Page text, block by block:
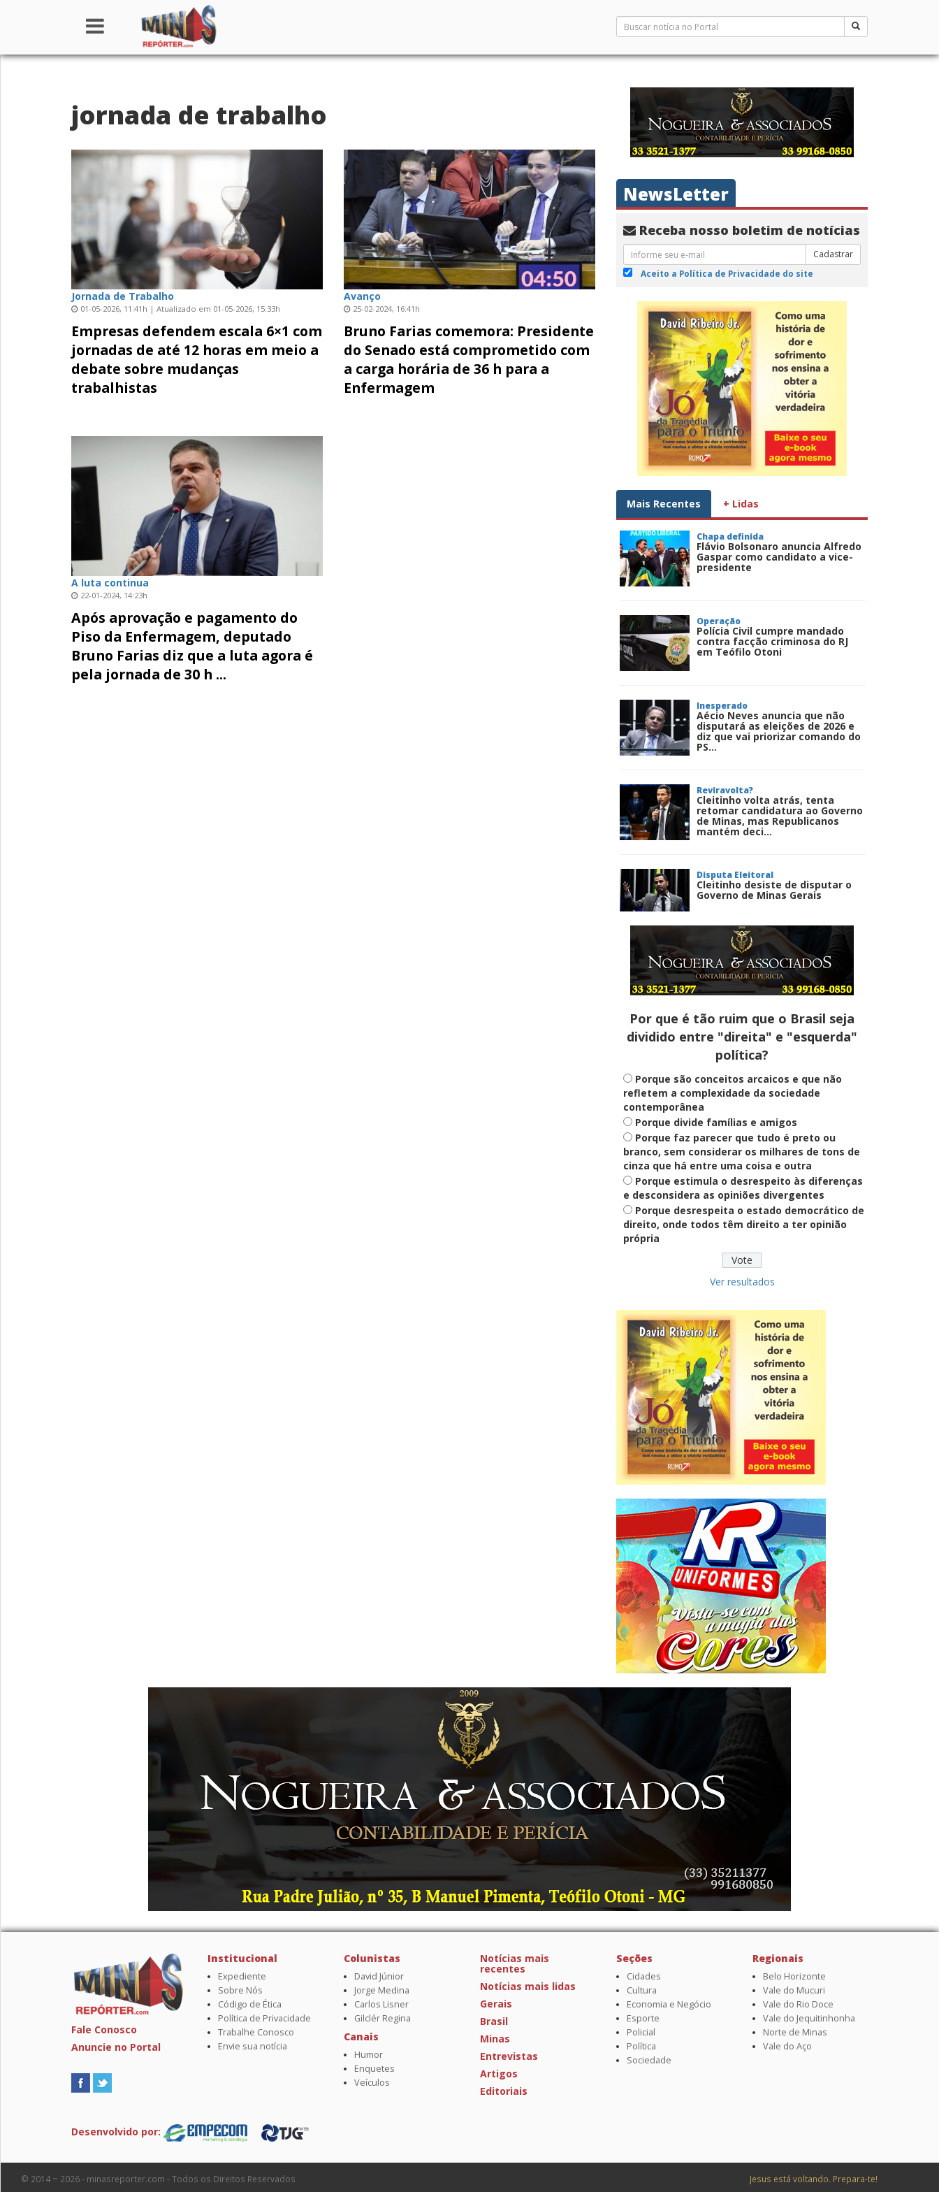
Institucional
Colunistas
jornada de trabalho
Jornada de Trabalho
01-05-2026, 11:41h | Atualizado em 01-05-2026, 15:33h
Empresas defendem escala 6×1 com
jornadas de até 12 horas em meio a
debate sobre mudanças
trabalhistas
Avanço
25-02-2024, 16:41h
Bruno Farias comemora: Presidente
do Senado está comprometido com
a carga horária de 36 h para a
Enfermagem
A luta continua
22-01-2024, 14:23h
Após aprovação e pagamento do
Piso da Enfermagem, deputado
Bruno Farias diz que a luta agora é
pela jornada de 30 h ...
NewsLetter
Receba nosso boletim de notícias
Cadastrar
Aceito a Política de Privacidade do site
Mais Recentes + Lidas
Chapa definida
Flávio Bolsonaro anuncia Alfredo
Gaspar como candidato a vice-
presidente
Operação
Polícia Civil cumpre mandado
contra facção criminosa do RJ
em Teófilo Otoni
Inesperado
Aécio Neves anuncia que não
disputará as eleições de 2026 e
diz que vai priorizar comando do
PS...
Reviravolta?
Cleitinho volta atrás, tenta
retomar candidatura ao Governo
de Minas, mas Republicanos
mantém deci...
Disputa Eleitoral
Cleitinho desiste de disputar o
Governo de Minas Gerais
Entenda
Pix Pensão Alimentícia: entenda
o que é e como solicitar
Saúde Mental
Plataforma oferece escuta em
saúde mental para jovens no SUS
Digital
Definido
PT lança Patrus Ananias como
candidato ao governo de Minas
Gerais
Educação
Fies: pré-selecionados têm até
terça para complementar
CNPJ alfanumérico começa a ser
emitido nesta sexta
ver todas »
Por que é tão ruim que o Brasil seja
dividido entre "direita" e "esquerda"
política?
Porque são conceitos arcaicos e que não
refletem a complexidade da sociedade
contemporânea
Porque divide famílias e amigos
Porque faz parecer que tudo é preto ou
branco, sem considerar os milhares de tons de
cinza que há entre uma coisa e outra
Porque estimula o desrespeito às diferenças
e desconsidera as opiniões divergentes
Porque desrespeita o estado democrático de
direito, onde todos têm direito a ter opinião
própria
Ver resultados
Fale Conosco
Anuncie no Portal
Institucional
Expediente
Sobre Nós
Código de Ética
Política de Privacidade
Trabalhe Conosco
Envie sua notícia
Colunistas
David Júnior
Jorge Medina
Carlos Lisner
Gilclér Regina
Canais
Humor
Enquetes
Veículos
Notícias mais
recentes
Notícias mais lidas
Gerais
Brasil
Minas
Entrevistas
Artigos
Editoriais
Seções
Cidades
Cultura
Economia e Negócio
Esporte
Policial
Política
Sociedade
Regionais
Belo Horizonte
Vale do Mucuri
Vale do Rio Doce
Vale do Jequitinhonha
Norte de Minas
Vale do Aço
Desenvolvido por:
© 2014 ~ 2026 - minasreporter.com - Todos os Direitos Reservados Jesus está voltando. Prepara-te!